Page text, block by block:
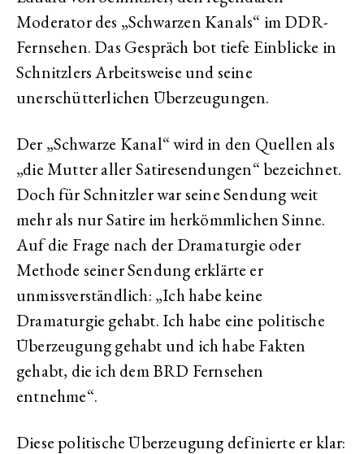
Moderator des „Schwarzen Kanals“ im DDR-
Fernsehen. Das Gespräch bot tiefe Einblicke in
Schnitzlers Arbeitsweise und seine
unerschütterlichen Überzeugungen.
Der „Schwarze Kanal“ wird in den Quellen als
„die Mutter aller Satiresendungen“ bezeichnet.
Doch für Schnitzler war seine Sendung weit
mehr als nur Satire im herkömmlichen Sinne.
Auf die Frage nach der Dramaturgie oder
Methode seiner Sendung erklärte er
unmissverständlich: „Ich habe keine
Dramaturgie gehabt. Ich habe eine politische
Überzeugung gehabt und ich habe Fakten
gehabt, die ich dem BRD Fernsehen
entnehme“.
Diese politische Überzeugung definierte er klar: